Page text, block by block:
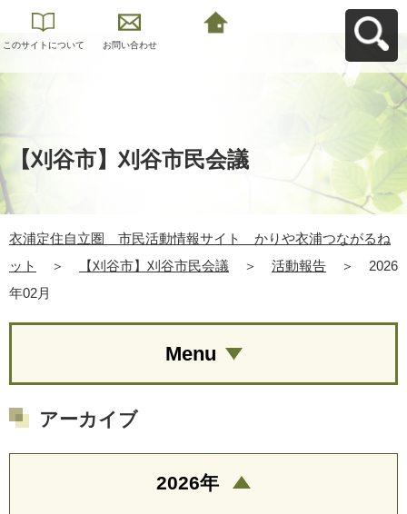
このサイトについて お問い合わせ
【刈谷市】刈谷市民会議
衣浦定住自立圏 市民活動情報サイト かりや衣浦つながるね
ット
＞ 【刈谷市】刈谷市民会議 ＞ 活動報告 ＞
2026
年02月
Menu
アーカイブ
2026年